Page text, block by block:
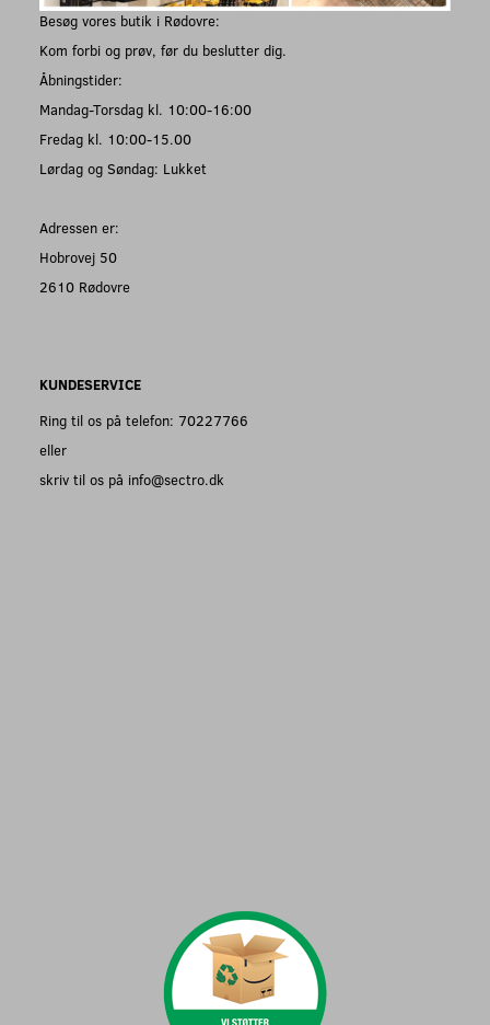
Besøg vores butik i Rødovre:
Kom forbi og prøv, før du beslutter dig.
Åbningstider:
Mandag-Torsdag kl. 10:00-16:00
Fredag kl. 10:00-15.00
Lørdag og Søndag: Lukket
Adressen er:
Hobrovej 50
2610 Rødovre
KUNDESERVICE
Ring til os på telefon: 70227766
eller
skriv til os på info@sectro.dk